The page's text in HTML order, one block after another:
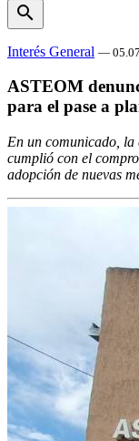
search
Interés General —
ASTEOM
para el pase a
En un comunicado,
cumplió con el
adopción de nuevas